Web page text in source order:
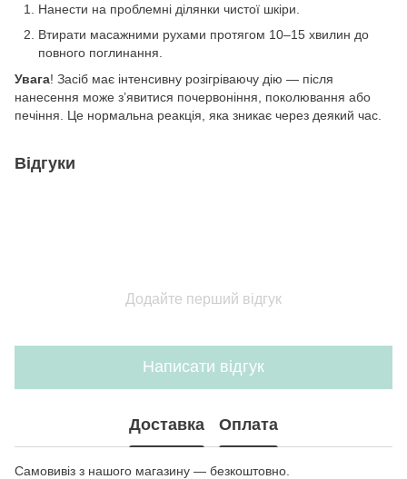
Нанести на проблемні ділянки чистої шкіри.
Втирати масажними рухами протягом 10–15 хвилин до
повного поглинання.
Увага! Засіб має інтенсивну розігріваючу дію — після
нанесення може з’явитися почервоніння, поколювання або
печіння. Це нормальна реакція, яка зникає через деякий час.
Відгуки
Додайте перший відгук
Написати відгук
Доставка Оплата
Самовивіз з нашого магазину — безкоштовно.